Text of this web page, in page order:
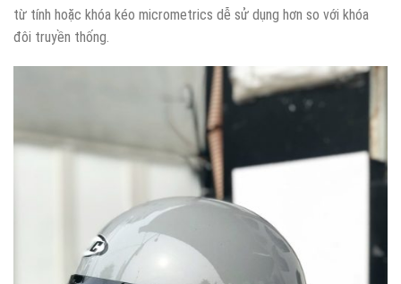
từ tính hoặc khóa kéo micrometrics dễ sử dụng hơn so với khóa
đôi truyền thống.